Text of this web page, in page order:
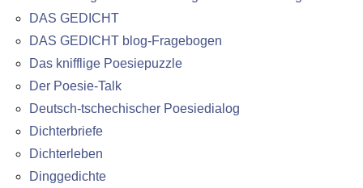
DAS GEDICHT
DAS GEDICHT blog-Fragebogen
Das knifflige Poesiepuzzle
Der Poesie-Talk
Deutsch-tschechischer Poesiedialog
Dichterbriefe
Dichterleben
Dinggedichte